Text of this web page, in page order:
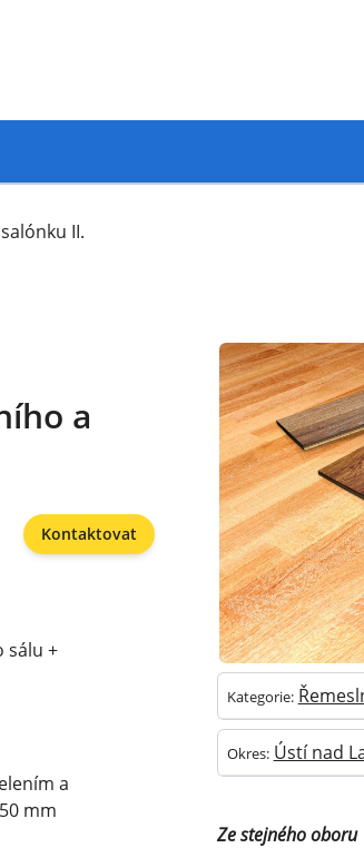
II.
a
Kontaktovat
sálu +
a
mm
Kategorie:
Okres: Ústí nad
Ze stejného oboru